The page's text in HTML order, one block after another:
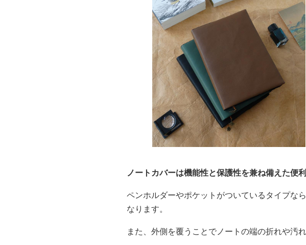
ノートカバーは機能性と保護性を兼ね備えた便
ペンホルダーやポケットがついているタイプな
なります。
また、外側を覆うことでノートの端の折れや汚